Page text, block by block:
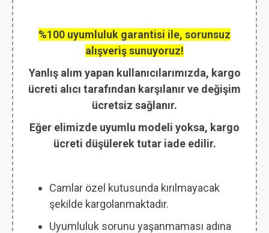
%100 uyumluluk garantisi ile, sorunsuz
alışveriş sunuyoruz!
Yanlış alım yapan kullanıcılarımızda, kargo
ücreti alıcı tarafından karşılanır ve değişim
ücretsiz sağlanır.
Eğer elimizde uyumlu modeli yoksa, kargo
ücreti düşülerek tutar iade edilir.
Camlar özel kutusunda kırılmayacak
şekilde kargolanmaktadır.
Uyumluluk sorunu yaşanmaması adına